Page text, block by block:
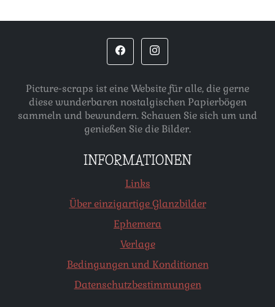
Picture-scraps ist eine Website für alle, die gerne
diese wunderbaren nostalgischen Papierbögen
sammeln und bewundern. Schauen Sie sich um und
genießen Sie die Bilder.
INFORMATIONEN
Links
Über einzigartige Glanzbilder
Ephemera
Verlage
Bedingungen und Konditionen
Datenschutzbestimmungen